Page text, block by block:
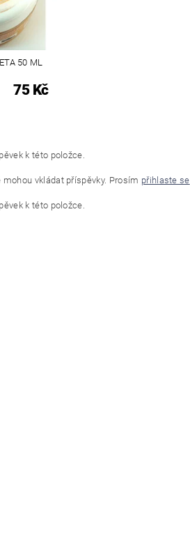
50 ML
75 Kč
k této položce.
vkládat příspěvky. Prosím přihlaste se
k této položce.